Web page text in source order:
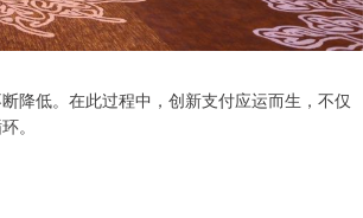
降低。在此过程中，创新支付应运而生，不仅
。